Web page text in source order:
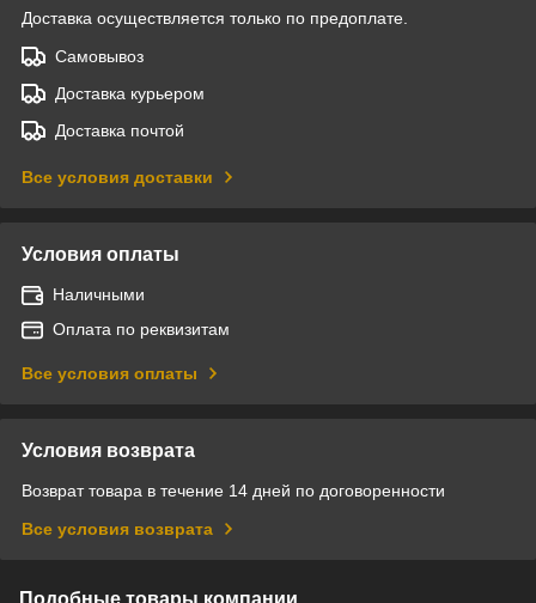
Доставка осуществляется только по предоплате.
Самовывоз
Доставка курьером
Доставка почтой
Все условия доставки
Условия оплаты
Наличными
Оплата по реквизитам
Все условия оплаты
Условия возврата
Возврат товара в течение 14 дней по договоренности
Все условия возврата